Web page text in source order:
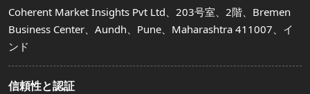
Coherent Market Insights Pvt Ltd、203号室、2階、Bremen
Business Center、Aundh、Pune、Maharashtra 411007、イ
ンド
信頼性と認証